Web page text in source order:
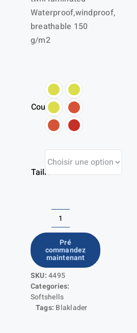
Waterproof,windproof,
breathable 150
g/m2
Couleur
Taille
quantité
de
Parka
hiver
haute-
visibilité
Pré
commandez
maintenant
SKU:4495
Categories:
Softshells
Tags: Blaklader